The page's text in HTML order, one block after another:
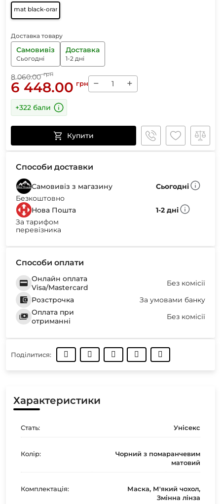
mat black-orange
Доставка товару
Самовивіз
Сьогодні
Доставка
1-2 дні
8 060.00 грн
6 448.00 грн − +
+322 бали
Купити
Способи доставки
Самовивіз з магазину
Сьогодні
Безкоштовно
Нова Пошта
1-2 дні
За тарифом
перевізника
Способи оплати
Онлайн оплата
Visa/Mastercard
Без комісії
Розстрочка
За умовами банку
Оплата при
отриманні
Без комісії
Поділитися:
Характеристики
Стать: Унісекс
Колір:
Чорний з помаранчевим
матовий
Комплектація:
Маска, М'який чохол,
Змінна лінза